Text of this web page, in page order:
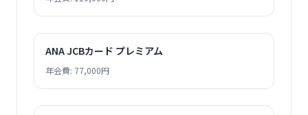
ANA JCBカード プレミアム
年会費: 77,000円